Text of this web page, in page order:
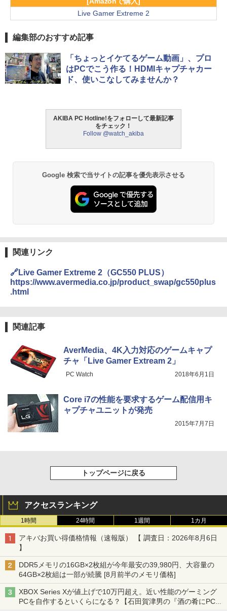
Live Gamer Extreme 2
編集部のおすすめ記事
「ちょっとイケてるゲーム動画」、プロ
はPCでこう作る！HDMIキャプチャカー
ド、使いこなしてみませんか？
AKIBA PC Hotline!をフォローして最新記事
をチェック！
Follow @watch_akiba
Google 検索で当サイトの記事を優先表示させる
関連リンク
🔗Live Gamer Extreme 2（GC550 PLUS）
https://www.avermedia.co.jp/product_swap/gc550plus
.html
関連記事
AverMedia、4K入力対応のゲームキャプ
チャ「Live Gamer Extream 2」
PC Watch 2018年6月1日
Core i7の性能を要求するゲーム配信用キ
ャプチャユニットが発売
2015年7月7日
トップページに戻る
アクセスランキング
1時間 24時間 1週間 1カ月
アキバお買い得価格情報（速報版） 【 調査日：2026年8月6日
】
DDR5メモリの16GB×2枚組が今年最安の39,980円、大容量の
64GB×2枚組は一部が続騰 [8月前半のメモリ価格]
XBOX Series Xが値上げで10万円超え。近い性能のゲーミング
PCを自作するといくらになる？【石田賀津男の『酒の肴にPCゲ